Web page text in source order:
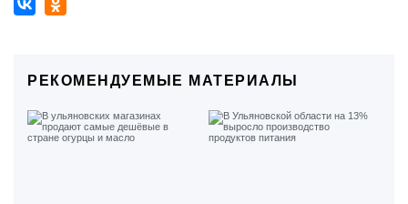
РЕКОМЕНДУЕМЫЕ МАТЕРИАЛЫ